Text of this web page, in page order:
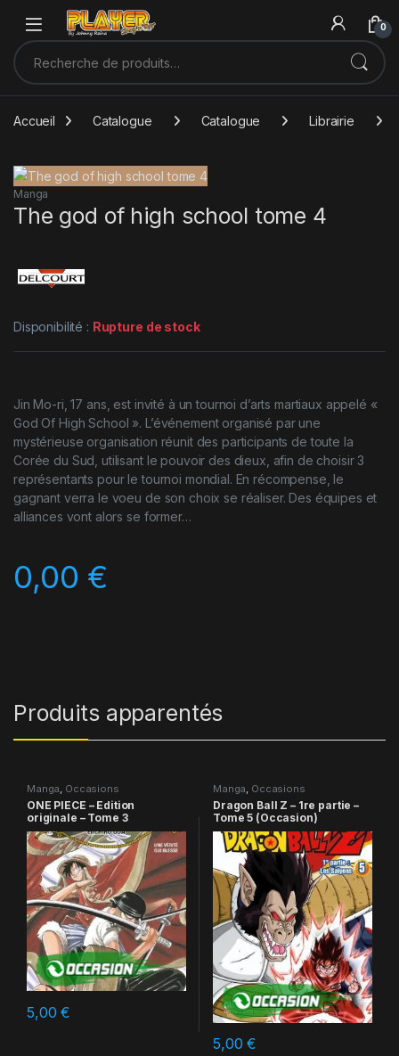
Sauter à la navigation
Skip to content
0
Recherche pour :
Accueil Catalogue Catalogue Librairie
Manga
The god of high school tome 4
Disponibilité : Rupture de stock
Jin Mo-ri, 17 ans, est invité à un tournoi d’arts martiaux appelé «
God Of High School ». L’événement organisé par une
mystérieuse organisation réunit des participants de toute la
Corée du Sud, utilisant le pouvoir des dieux, afin de choisir 3
représentants pour le tournoi mondial. En récompense, le
gagnant verra le voeu de son choix se réaliser. Des équipes et
alliances vont alors se former…
0,00 €
Produits apparentés
Manga, Occasions
ONE PIECE – Edition
originale – Tome 3
5,00€
Manga, Occasions
Dragon Ball Z – 1re partie –
Tome 5 (Occasion)
5,00€